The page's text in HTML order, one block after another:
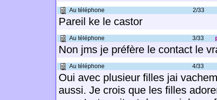
Au téléphone 2/33
Pareil ke le castor
Au téléphone 3/33
Non jms je préfère le contact le
Au téléphone 4/33
Oui avec plusieur filles jai
aussi. Je crois que les filles